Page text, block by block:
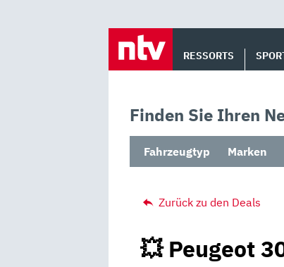
RESSORTS
Finden Sie Ihren
Fahrzeugtyp Marken
Zurück zu den Deals
💥 Peugeot